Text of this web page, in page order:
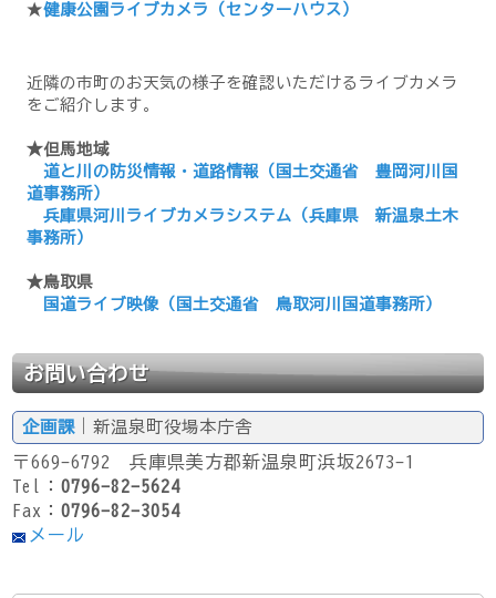
★健康公園ライブカメラ（センターハウス）
近隣の市町のお天気の様子を確認いただけるライブカメラ
をご紹介します。
★但馬地域
道と川の防災情報・道路情報（国土交通省 豊岡河川国
道事務所）
兵庫県河川ライブカメラシステム（兵庫県 新温泉土木
事務所）
★鳥取県
国道ライブ映像（国土交通省 鳥取河川国道事務所）
お問い合わせ
企画課 ｜新温泉町役場本庁舎
〒669-6792 兵庫県美方郡新温泉町浜坂2673-1
Tel：0796-82-5624
Fax：0796-82-3054
メール